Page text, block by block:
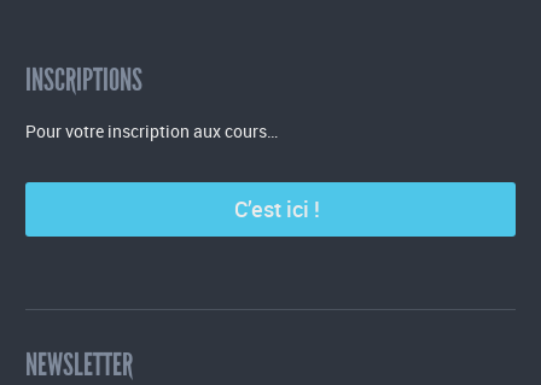
INSCRIPTIONS
Pour votre inscription aux cours…
C’est ici !
NEWSLETTER